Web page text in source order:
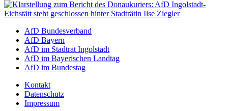
AfD Bundesverband
AfD Bayern
AfD im Stadtrat Ingolstadt
AfD im Bayerischen Landtag
AfD im Bundestag
Kontakt
Datenschutz
Impressum